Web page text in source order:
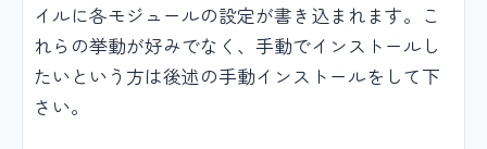
イルに各モジュールの設定が書き込まれます。こ
れらの挙動が好みでなく、手動でインストールし
たいという方は後述の手動インストールをして下
さい。